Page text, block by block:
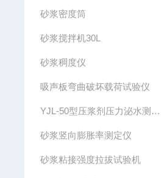
砂浆密度筒
砂浆搅拌机30L
砂浆稠度仪
吸声板弯曲破坏载荷试验仪
YJL-50型压浆剂压力泌水测定仪
砂浆竖向膨胀率测定仪
砂浆粘接强度拉拔试验机